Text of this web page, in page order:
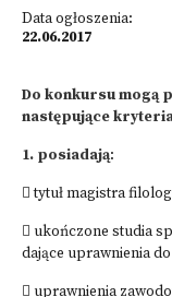
Data ogłoszenia:
22.06.2017
Do konkursu mogą
następujące
1. posiadają:
 tytuł magistra
 ukończone studia
dające uprawnienia
 uprawnienia